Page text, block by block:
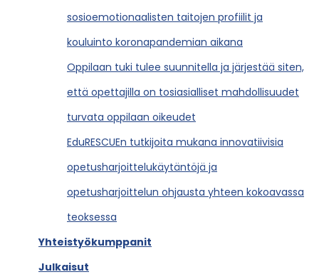
sosioemotionaalisten taitojen profiilit ja
kouluinto koronapandemian aikana
Oppilaan tuki tulee suunnitella ja järjestää siten,
että opettajilla on tosiasialliset mahdollisuudet
turvata oppilaan oikeudet
EduRESCUEn tutkijoita mukana innovatiivisia
opetusharjoittelukäytäntöjä ja
opetusharjoittelun ohjausta yhteen kokoavassa
teoksessa
Yhteistyökumppanit
Julkaisut